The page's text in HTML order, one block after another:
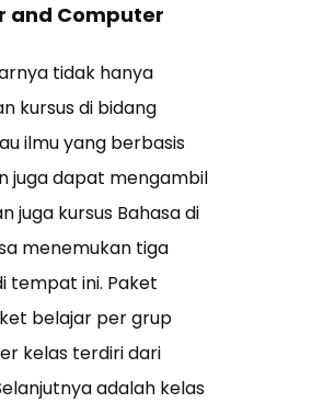
and Computer
tidak hanya
kursus di bidang
ilmu yang berbasis
juga dapat mengambil
juga kursus Bahasa di
menemukan tiga
tempat ini. Paket
belajar per grup
kelas terdiri dari
adalah kelas